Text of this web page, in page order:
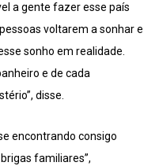
a gente fazer esse país
voltarem a sonhar e
sonho em realidade.
e de cada
disse.
encontrando consigo
familiares”,